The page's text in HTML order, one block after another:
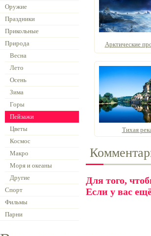
Оружие
Праздники
Прикольные
Природа
Весна
Лето
Осень
Зима
Горы
Пейзажи
Цветы
Космос
Макро
Моря и океаны
Другие
Спорт
Фильмы
Парни
Арктические
Тихая
Для того,
Если у вас